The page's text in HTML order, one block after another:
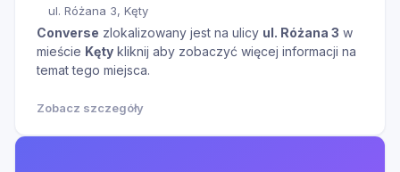
ul. Różana 3, Kęty
Converse zlokalizowany jest na ulicy ul. Różana 3 w
mieście Kęty kliknij aby zobaczyć więcej informacji na
temat tego miejsca.
Zobacz szczegóły